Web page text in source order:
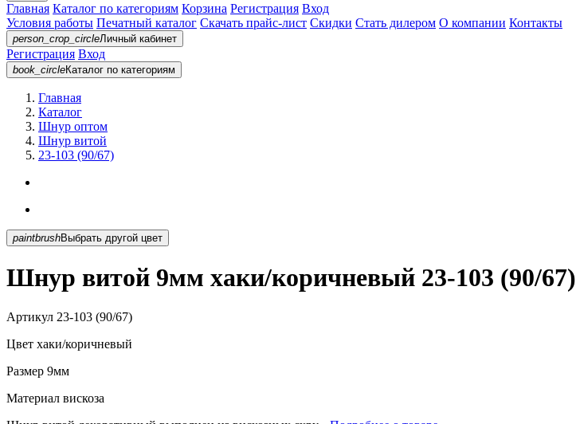
Главная Каталог по категориям Корзина Регистрация Вход
Условия работы Печатный каталог Скачать прайс-лист Скидки Стать дилером О компании Контакты
person_crop_circleЛичный кабинет
Регистрация Вход
book_circleКаталог по категориям
Главная
Каталог
Шнур оптом
Шнур витой
23-103 (90/67)
paintbrush Выбрать другой цвет
Шнур витой 9мм хаки/коричневый 23-103 (90/67)
Артикул 23-103 (90/67)
Цвет хаки/коричневый
Размер 9мм
Материал вискоза